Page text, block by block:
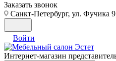
Заказать звонок
Санкт-Петербург, ул. Фучика
Войти
Интернет-магазин